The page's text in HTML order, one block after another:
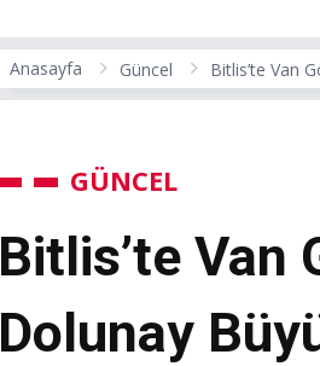
Anasayfa Güncel Bitlis’te Van
GÜNCEL
Bitlis’te Van
Dolunay